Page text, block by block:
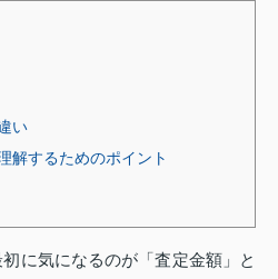
い
解するためのポイント
に気になるのが「査定金額」と